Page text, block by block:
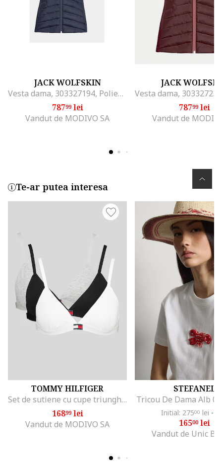
JACK WOLFSKIN
Vesta dama, 303327194, Poliester, Gri, Gri
78799lei
Vandut de MODIVO SA
JACK
78799lei
Vandut de
Te-ar putea interesa
TOMMY HILFIGER
Set de sutiene cu cupe triunghiulare si detaliu logo - 3 perechi, Alb/Negru/Gri melange
16899lei
Vandut de MODIVO SA
STEFANEL
Tricou De Dama Alb
Initial: 27500 lei -
16500lei
Vandut de Unic